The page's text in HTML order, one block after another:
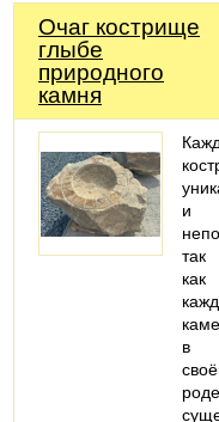
Очаг кострище
глыбе
природного
камня
и
так
как
в
роде